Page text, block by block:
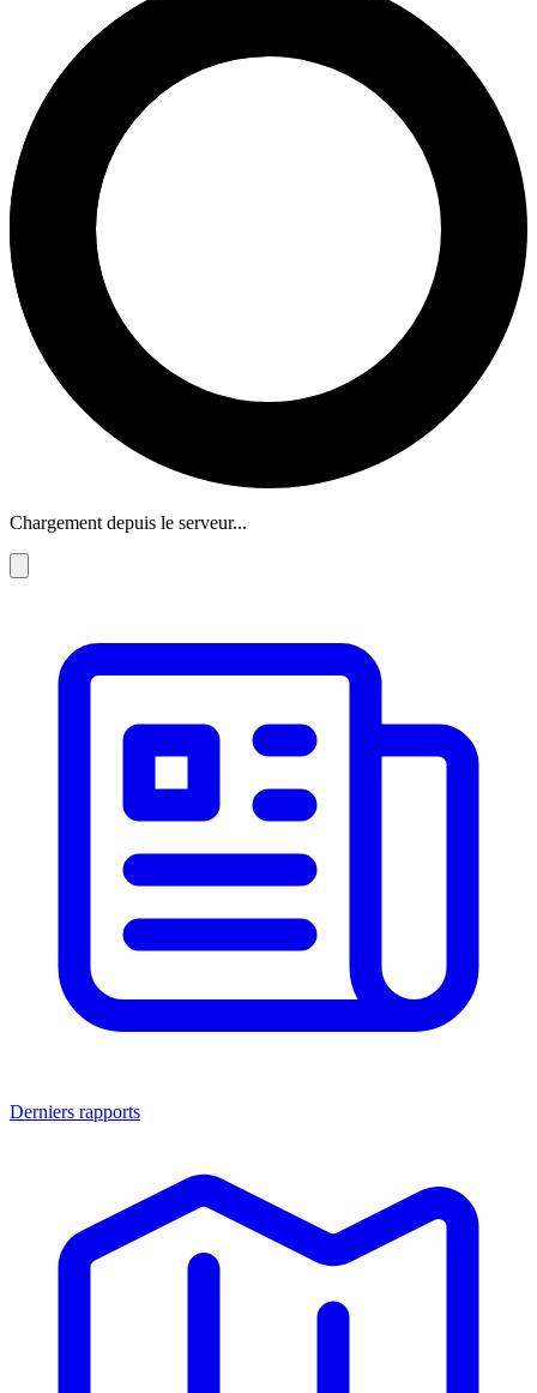
Chargement depuis le serveur...
Derniers rapports